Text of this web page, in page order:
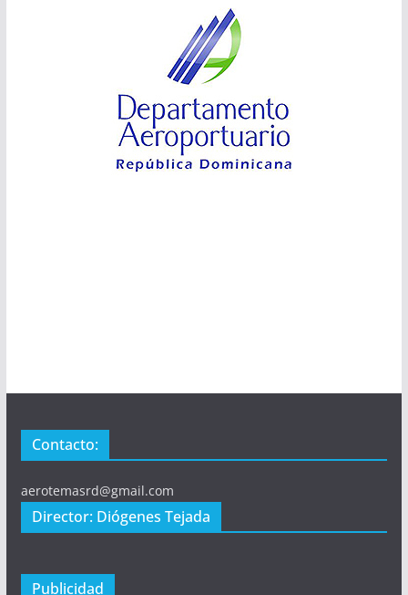
Contacto:
aerotemasrd@gmail.com
Director: Diógenes Tejada
Publicidad